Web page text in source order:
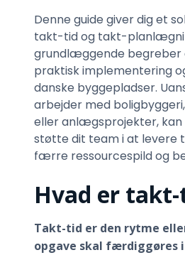
Denne guide giver dig et
takt-tid og takt-
grundlæggende begreber
praktisk implementering
danske byggepladser.
arbejder med
eller anlægsprojekter, kan
støtte dit team i at levere
færre ressourcespild og
Hvad er
Takt-tid er den rytme
opgave skal færdiggøres